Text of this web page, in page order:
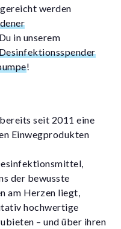
werden
in unserem
!
seit 2011 eine
Einwegprodukten
der bewusste
am Herzen liegt,
hochwertige
– und über ihren